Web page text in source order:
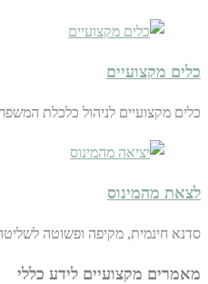
כלים מקצועיים
כלים מקצועיים לניהול כלכלת
לצאת מהמינוס
סדנא חינמית, מקיפה ופשוטה
מאמרים מקצועיים לידע כללי